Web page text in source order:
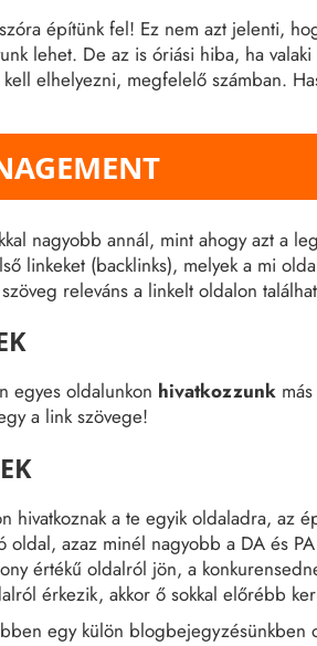
építünk fel! Ez nem azt jelenti,
lehet. De az is óriási hiba, ha
elhelyezni, megfelelő számban.
nagyobb annál, mint ahogy azt a
linkeket (backlinks), melyek a mi
releváns a linkelt oldalon
egyes oldalunkon hivatkozzunk
a link szövege!
hivatkoznak a te egyik oldaladra, az
oldal, azaz minél nagyobb a DA és
értékű oldalról jön, a
érkezik, akkor ő sokkal előrébb
egy külön blogbejegyzésünkben